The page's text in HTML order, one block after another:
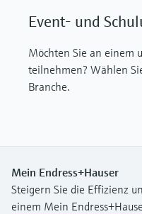
Event- und
Möchten Sie an einem
teilnehmen? Wählen
Branche.
Mein Endress+Hauser
Steigern Sie die Effizienz
einem Mein